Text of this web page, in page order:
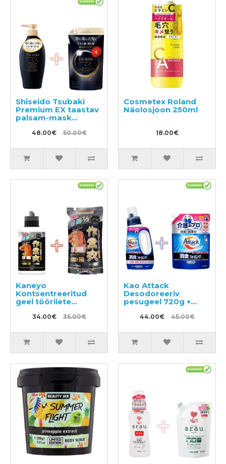
Shiseido Tsubaki
Premium EX taastav
palsam-mask
kahjustatud juustele
450ml + täide 300ml
48.00€ 50.00€
Cosmetex Roland
Näolosjoon 250ml
18.00€
Kaneyo
Kontsentreeritud
geel tööriiete
pesemiseks 500ml +
täide 450ml
34.00€ 35.00€
Kao Attack
Desodoreeriv
pesugeel 720g +
täitepakend 1150g
44.00€ 45.00€